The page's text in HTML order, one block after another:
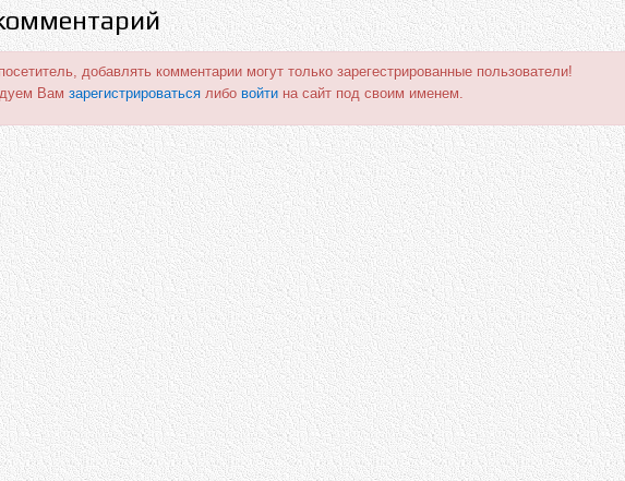
добавлять комментарии могут только зарегестрированные пользователи!
Вам зарегистрироваться либо войти на сайт под своим именем.